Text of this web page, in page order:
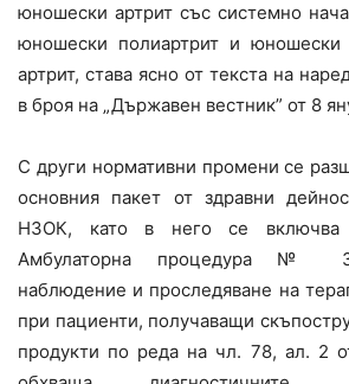
юношески артрит със системно
юношески полиартрит и юношески
артрит, става ясно от текста на
в броя на „Държавен вестник” от 8
С други нормативни промени се
основния пакет от здравни
НЗОК, като в него се включва
Амбулаторна процедура №
наблюдение и проследяване на
при пациенти, получаващи
продукти по реда на чл. 78, ал. 2